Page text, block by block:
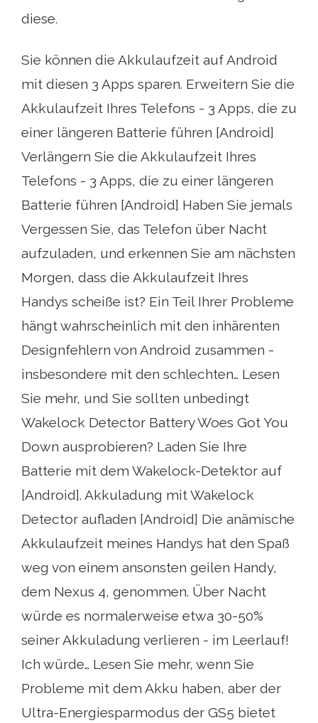
diese.
Sie können die Akkulaufzeit auf Android
mit diesen 3 Apps sparen. Erweitern Sie die
Akkulaufzeit Ihres Telefons - 3 Apps, die zu
einer längeren Batterie führen [Android]
Verlängern Sie die Akkulaufzeit Ihres
Telefons - 3 Apps, die zu einer längeren
Batterie führen [Android] Haben Sie jemals
Vergessen Sie, das Telefon über Nacht
aufzuladen, und erkennen Sie am nächsten
Morgen, dass die Akkulaufzeit Ihres
Handys scheiße ist? Ein Teil Ihrer Probleme
hängt wahrscheinlich mit den inhärenten
Designfehlern von Android zusammen -
insbesondere mit den schlechten… Lesen
Sie mehr, und Sie sollten unbedingt
Wakelock Detector Battery Woes Got You
Down ausprobieren? Laden Sie Ihre
Batterie mit dem Wakelock-Detektor auf
[Android]. Akkuladung mit Wakelock
Detector aufladen [Android] Die anämische
Akkulaufzeit meines Handys hat den Spaß
weg von einem ansonsten geilen Handy,
dem Nexus 4, genommen. Über Nacht
würde es normalerweise etwa 30-50%
seiner Akkuladung verlieren - im Leerlauf!
Ich würde… Lesen Sie mehr, wenn Sie
Probleme mit dem Akku haben, aber der
Ultra-Energiesparmodus der GS5 bietet